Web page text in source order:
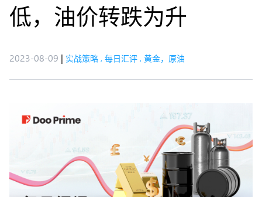
低，油价转跌为升
2023-08-09 | 实战策略 , 每日汇评 , 黄金，原油